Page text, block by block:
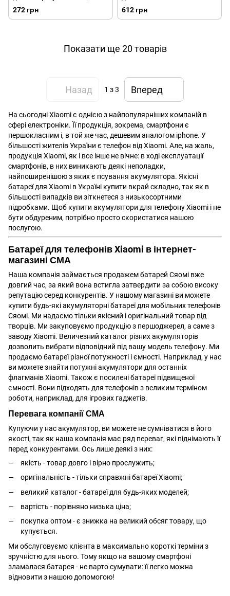
(BM31) Original TW
272 грн
Original/Оригінал
612 грн
Показати ще 20 товарів
Назад 1 з 3 Вперед
На сьогодні Xiaomi є однією з найпопулярніших компаній в
сфері електроніки. Її продукція, зокрема, смартфони є
першокласним і, в той же час, дешевим аналогом iphone. У
більшості жителів України є телефон від Xiaomi. Але, на жаль,
продукція Xiaomi, як і все інше не вічне: в ході експлуатації
смартфонів, в них виникають деякі неполадки,
найпоширенішою з яких є псування акумулятора. Якісні
батареї для Xiaomi в Україні купити вкрай складно, так як в
більшості випадків ви зіткнетеся з низькосортними
підробками. Щоб купити акумулятори для телефону Xiaomi і не
бути обдуреним, потрібно просто скористатися нашою
послугою.
Батареї для телефонів Xiaomi в інтернет-
магазині СМА
Наша компанія займається продажем батарей Сяомі вже
довгий час, за який вона встигла затвердити за собою високу
репутацію серед конкурентів. У нашому магазині ви можете
купити будь-які акумуляторні батареї для мобільних телефонів
Сяомі. Ми надаємо тільки якісний і оригінальний товар від
творців. Ми закуповуємо продукцію з першоджерел, а саме з
заводу Xiaomi. Величезний каталог різних акумуляторів
дозволить вибрати відповідний під вашу модель телефону. Ми
продаємо батареї різної потужності і ємності. Наприклад, у нас
ви можете знайти потужні акумулятори для останніх
флагманів Xiaomi. Також є посилені батареї підвищеної
ємності. Вони підходять для телефонів з великим терміном
роботи, наприклад, для ігрових гаджетів.
Перевага компанії СМА
Купуючи у нас акумулятор, ви можете не сумніватися в його
якості, так як наша компанія має ряд переваг, які піднімають її
перед конкурентами. Ось лише деякі з них:
якість - товар довго і вірно прослужить;
оригінальність - тільки справжні батареї Xiaomi;
великий каталог - батареї для будь-яких моделей;
вартість - порівняно низька ціна;
покупка оптом - є знижка на великий обсяг товару, що
купується.
Ми обслуговуємо клієнта в максимально короткі терміни з
зручністю для нього. Тому якщо на вашомусмартфоні
зламалася батарея - не варто сумувати: її легко можна
відновити з нашою допомогою!